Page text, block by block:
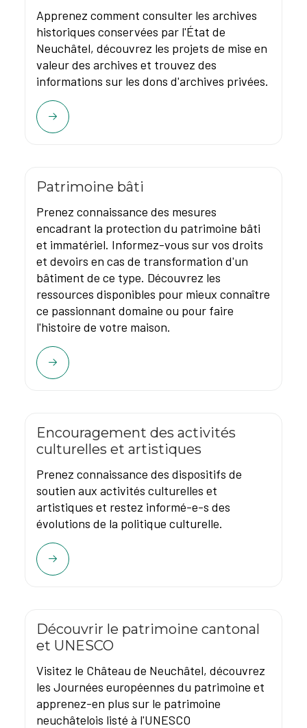
Apprenez comment consulter les archives
historiques conservées par l'État de
Neuchâtel, découvrez les projets de mise en
valeur des archives et trouvez des
informations sur les dons d'archives privées.
Patrimoine bâti
Prenez connaissance des mesures
encadrant la protection du patrimoine bâti
et immatériel. Informez-vous sur vos droits
et devoirs en cas de transformation d'un
bâtiment de ce type. Découvrez les
ressources disponibles pour mieux connaître
ce passionnant domaine ou pour faire
l'histoire de votre maison.
Encouragement des activités
culturelles et artistiques
Prenez connaissance des dispositifs de
soutien aux activités culturelles et
artistiques et restez informé-e-s des
évolutions de la politique culturelle.
Découvrir le patrimoine cantonal
et UNESCO
Visitez le Château de Neuchâtel, découvrez
les Journées européennes du patrimoine et
apprenez-en plus sur le patrimoine
neuchâtelois listé à l'UNESCO